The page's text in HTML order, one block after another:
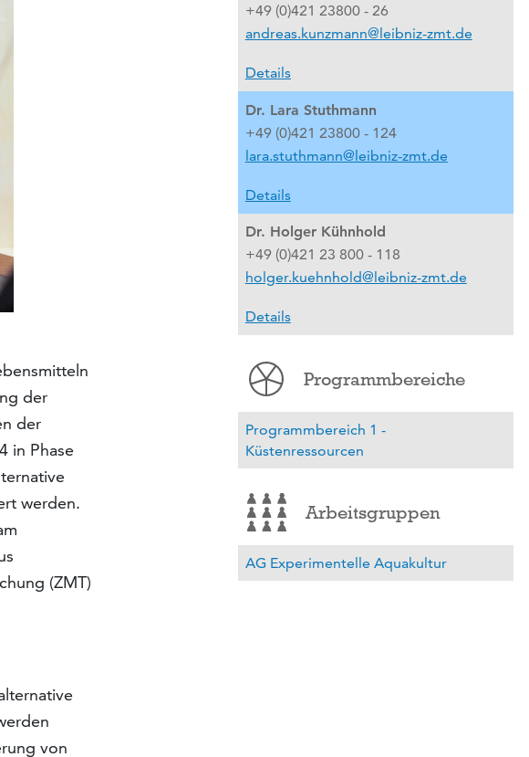
der
der
in Phase
werden.
(ZMT)
von
+49 (0)421 23800 - 26
andreas.kunzmann@leibniz-zmt.de
Details
Dr. Lara Stuthmann
+49 (0)421 23800 - 124
lara.stuthmann@leibniz-zmt.de
Details
Dr. Holger Kühnhold
+49 (0)421 23 800 - 118
holger.kuehnhold@leibniz-zmt.de
Details
Programmbereiche
Programmbereich 1 -
Küstenressourcen
Arbeitsgruppen
AG Experimentelle Aquakultur